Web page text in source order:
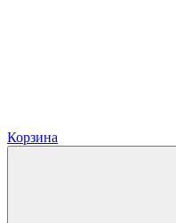
Корзина